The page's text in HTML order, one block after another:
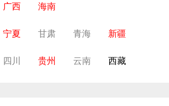
广西 海南
宁夏 甘肃 青海 新疆
四川 贵州 云南 西藏